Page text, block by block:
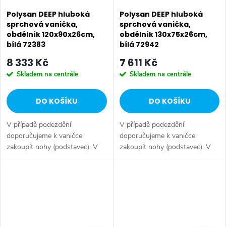
Polysan DEEP hluboká
sprchová vanička,
obdélník 120x90x26cm,
bílá 72383
8 333 Kč
Skladem na centrále
DO KOŠÍKU
V případě podezdění
doporučujeme k vaničce
zakoupit nohy (podstavec). V
případě instalace s obkladovým
Polysan DEEP hluboká
sprchová vanička,
obdélník 130x75x26cm,
bílá 72942
7 611 Kč
Skladem na centrále
DO KOŠÍKU
V případě podezdění
doporučujeme k vaničce
zakoupit nohy (podstavec). V
případě instalace s obkladovým